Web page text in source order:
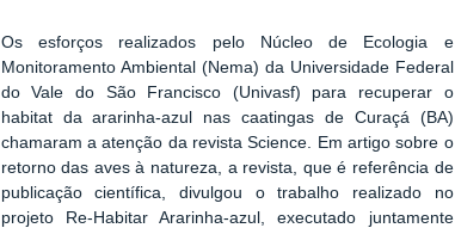
Os esforços realizados pelo Núcleo de Ecologia e
Monitoramento Ambiental (Nema) da Universidade Federal
do Vale do São Francisco (Univasf) para recuperar o
habitat da ararinha-azul nas caatingas de Curaçá (BA)
chamaram a atenção da revista Science. Em artigo sobre o
retorno das aves à natureza, a revista, que é referência de
publicação científica, divulgou
o trabalho realizado no
projeto Re-Habitar Ararinha-azul, executado juntamente